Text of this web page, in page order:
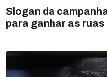
Slogan da
para ganhar as ruas